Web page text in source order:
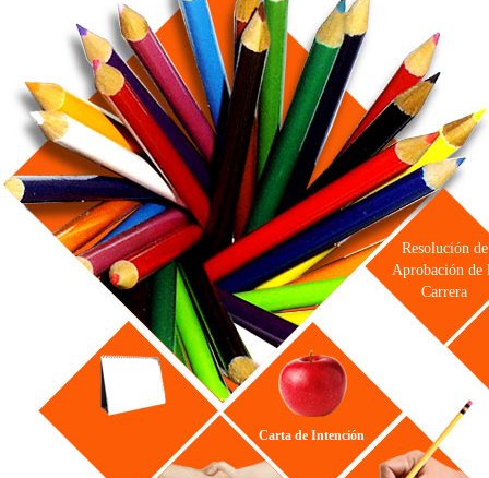
Resolución de
Aprobación de
Carrera
Carta de Intención